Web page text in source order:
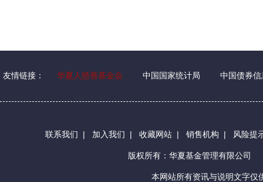
友情链接： 华夏人慈善基金会 中国国家统计局 中国债券信
联系我们 | 加入我们 | 收藏网站 | 销售机构 | 风险提
版权所有：华夏基金管理有限公司
本网站所有资讯与说明文字仅